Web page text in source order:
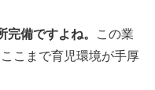
備ですよね。
この業
こまで育児環境が手厚